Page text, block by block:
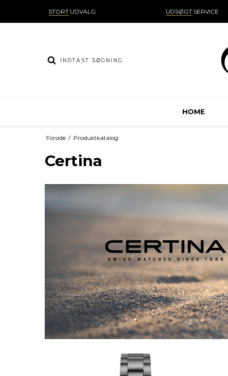
STORTUDVALG UDSØGT SERVICE
HOME
Forside / Produktkatalog
Certina